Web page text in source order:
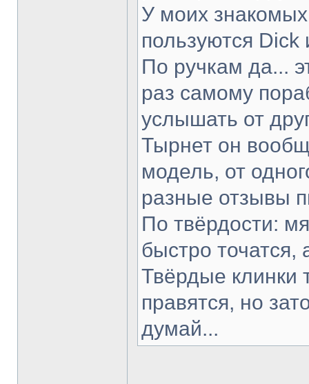
У моих
пользуются Dick
По ручкам да...
раз самому
услышать от
Тырнет он
модель, от
разные отзывы
По твёрдости:
быстро точатся,
Твёрдые клинки
правятся, но
думай...